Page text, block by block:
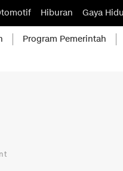
Hiburan Gaya
Program Pemerintah